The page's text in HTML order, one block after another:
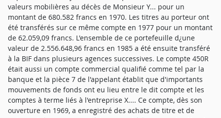
valeurs mobilières au décès de Monsieur Y... pour un
montant de 680.582 francs en 1970. Les titres au porteur ont
été transférés sur ce même compte en 1977 pour un montant
de 62.059,09 francs. L'ensemble de ce portefeuille d¿une
valeur de 2.556.648,96 francs en 1985 a été ensuite transféré
à la BIF dans plusieurs agences successives. Le compte 450R
était aussi un compte commercial qualifié comme tel par la
banque et la pièce 7 de l'appelant établit que d'importants
mouvements de fonds ont eu lieu entre le dit compte et les
comptes à terme liés à l'entreprise X.... Ce compte, dès son
ouverture en 1969, a enregistré des achats de titre et de